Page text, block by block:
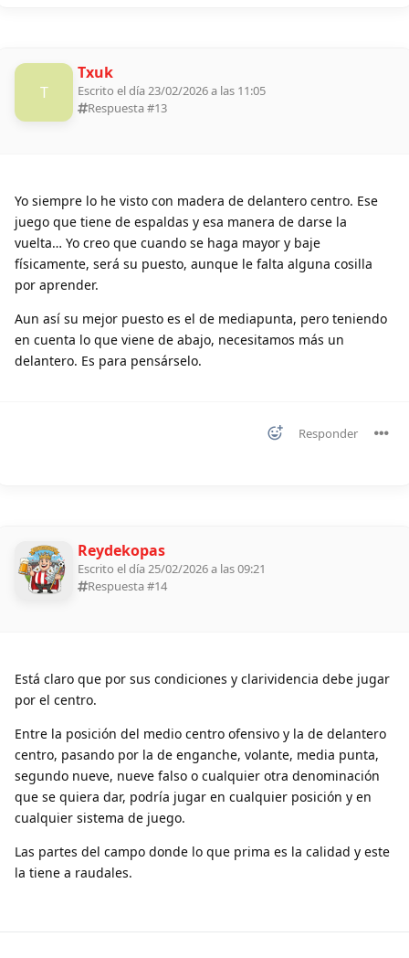
T
Txuk
Escrito el día 23/02/2026 a las 11:05
Respuesta #13
Yo siempre lo he visto con madera de delantero centro. Ese
juego que tiene de espaldas y esa manera de darse la
vuelta… Yo creo que cuando se haga mayor y baje
físicamente, será su puesto, aunque le falta alguna cosilla
por aprender.
Aun así su mejor puesto es el de mediapunta, pero teniendo
en cuenta lo que viene de abajo, necesitamos más un
delantero. Es para pensárselo.
Responder
Reydekopas
Escrito el día 25/02/2026 a las 09:21
Respuesta #14
Está claro que por sus condiciones y clarividencia debe jugar
por el centro.
Entre la posición del medio centro ofensivo y la de delantero
centro, pasando por la de enganche, volante, media punta,
segundo nueve, nueve falso o cualquier otra denominación
que se quiera dar, podría jugar en cualquier posición y en
cualquier sistema de juego.
Las partes del campo donde lo que prima es la calidad y este
la tiene a raudales.